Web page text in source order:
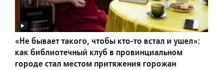
«Не бывает такого, чтобы кто-то встал и ушел»:
как библиотечный клуб в провинциальном
городе стал местом притяжения горожан